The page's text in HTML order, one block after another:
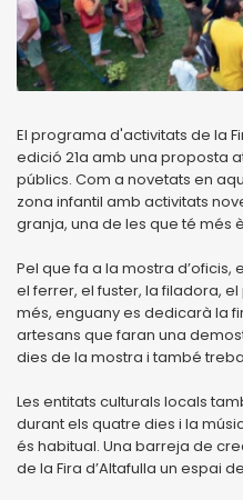
El programa d'activitats de la
edició 21a amb una proposta
públics. Com a novetats en
zona infantil amb activitats
granja, una de les que té més
Pel que fa a la mostra
el ferrer, el fuster, la filadora,
més, enguany es dedicarà la
artesans que faran una
dies de la mostra i també
Les entitats culturals locals
durant els quatre dies i la
és habitual. Una barreja de
de la Fira d’Altafulla un espai